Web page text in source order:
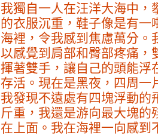
我獨自一人在汪洋大海中，
的衣服沉重，鞋子像是有一
海裡，令我感到焦慮萬分。
以感覺到肩部和臀部疼痛，
揮著雙手，讓自己的頭能浮
存活。現在是黑夜，四周一
我發現不遠處有四塊浮動的
斤重，我還是游向最大塊的
在上面。我在海裡一向感到